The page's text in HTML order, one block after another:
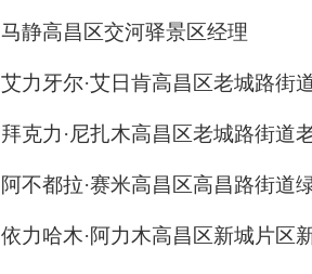
马静高昌区交河驿景区经理
艾力牙尔·艾日肯高昌区老城路街
拜克力 ·尼扎木高昌区老城路街道
阿不都拉·赛米高昌区高昌路街道
依力哈木·阿力木高昌区新城片区